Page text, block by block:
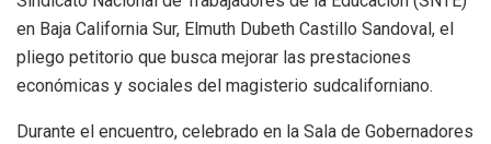
en Baja California Sur, Elmuth Dubeth Castillo Sandoval, el
pliego petitorio que busca mejorar las prestaciones
económicas y sociales del magisterio sudcaliforniano.
Durante el encuentro, celebrado en la Sala de Gobernadores